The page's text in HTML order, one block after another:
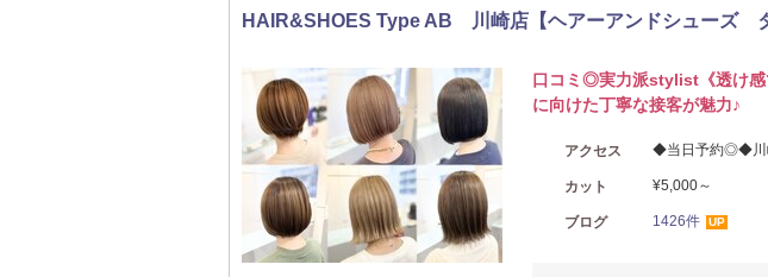
HAIR&SHOES Type AB 川崎店【ヘアーアンドシューズ
口コミ◎実力派stylist《透け
に向けた丁寧な接客が魅力♪
アクセス ◆当日予約◎◆川
カット ¥5,000～
ブログ 1426件 UP